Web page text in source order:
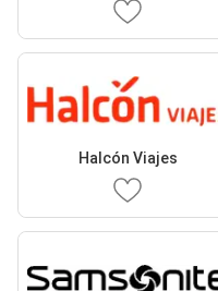
Halcón Viajes